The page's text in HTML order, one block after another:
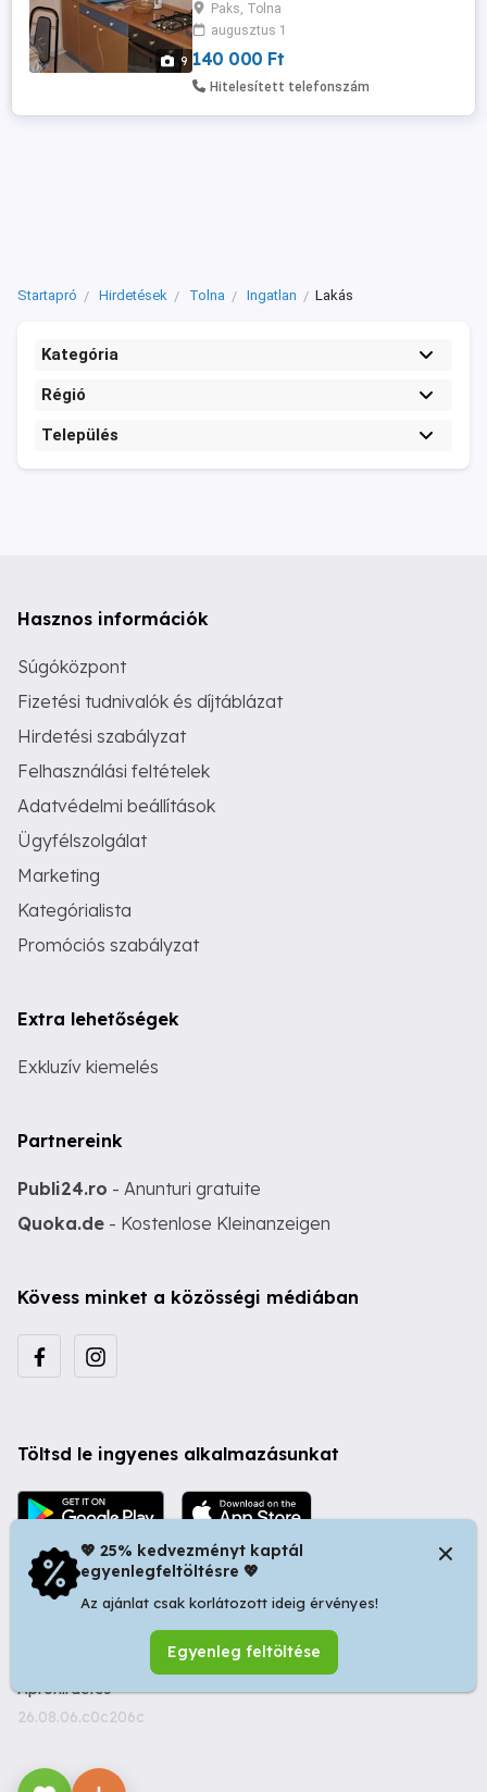
9
Kaució: két havi
Paks, Tolna
augusztus 1
140 000 Ft
Hitelesített telefonszám
Startapró Hirdetések Tolna Ingatlan Lakás
Kategória
Régió
Település
Hasznos információk
Súgóközpont
Fizetési tudnivalók és díjtáblázat
Hirdetési szabályzat
Felhasználási feltételek
Adatvédelmi beállítások
Ügyfélszolgálat
Marketing
Kategórialista
Promóciós szabályzat
Extra lehetőségek
Exkluzív kiemelés
Partnereink
Publi24.ro - Anunturi gratuite
Quoka.de - Kostenlose Kleinanzeigen
Kövess minket a közösségi médiában
Töltsd le ingyenes alkalmazásunkat
© 2026 Startapró S.R.L. | Bulevardul Dacia nr 34, Oradea
410346, Romania | Tax ID: RO44483373 -
Ingyenes
Apróhirdetés
26.08.06.c0c206c
💖 25% kedvezményt kaptál
egyenlegfeltöltésre 💖
Az ajánlat csak korlátozott ideig érvényes!
Egyenleg feltöltése